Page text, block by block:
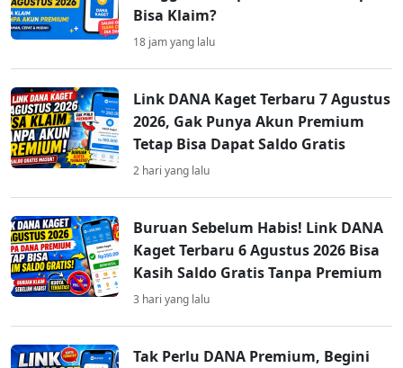
Bisa Klaim?
18 jam yang lalu
Link DANA Kaget Terbaru 7 Agustus
2026, Gak Punya Akun Premium
Tetap Bisa Dapat Saldo Gratis
2 hari yang lalu
Buruan Sebelum Habis! Link DANA
Kaget Terbaru 6 Agustus 2026 Bisa
Kasih Saldo Gratis Tanpa Premium
3 hari yang lalu
Tak Perlu DANA Premium, Begini